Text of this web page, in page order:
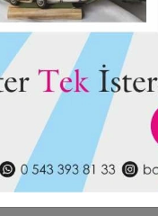
Baskıcı Amca Kurdaleli Pleksi
Magnet